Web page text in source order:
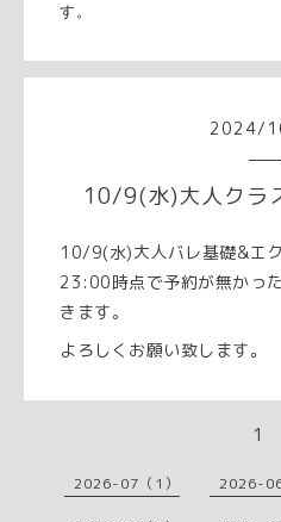
す。
2024/
10/9(水)大人クラ
10/9(水)大人バレ基礎&エ
23:00時点で予約が無かっ
きます。
よろしくお願い致します。
1
2026-07（1） 2026-06